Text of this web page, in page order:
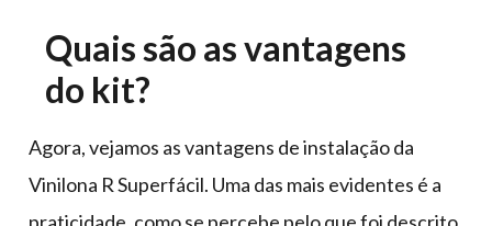
Quais são as vantagens
do kit?
Agora, vejamos as vantagens de instalação da
Vinilona R Superfácil. Uma das mais evidentes é a